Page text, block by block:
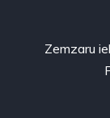
Zemzaru